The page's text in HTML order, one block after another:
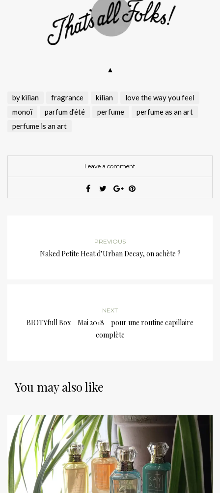
▲
by kilian fragrance kilian
love the way you feel
monoï
parfum d'été perfume
perfume as an art
perfume is an art
Leave a comment
PREVIOUS
Naked Petite Heat d’Urban Decay, on achète ?
NEXT
BIOTYfull Box – Mai 2018 – pour une routine capillaire
complète
You may also like